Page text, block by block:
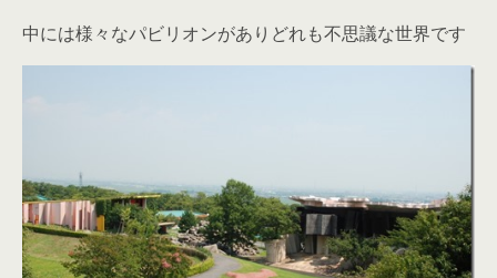
中には様々なパビリオンがありどれも不思議な世界です